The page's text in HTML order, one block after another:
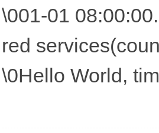
\001-01
red
\0Hello World,